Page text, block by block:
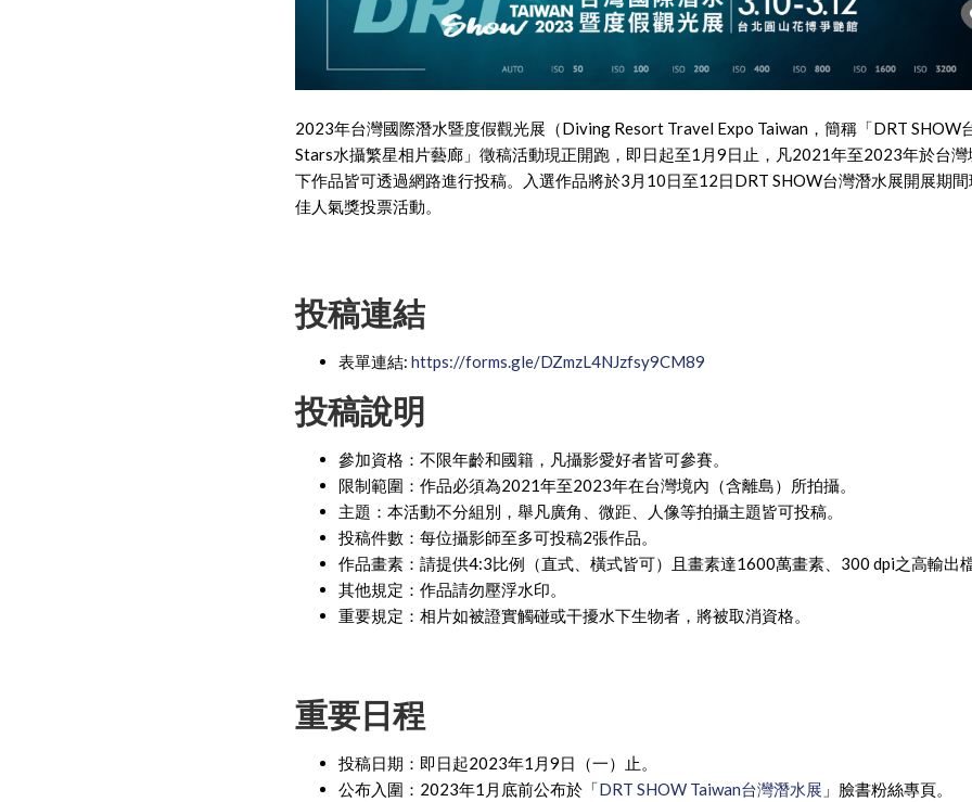
2023年台灣國際潛水暨度假觀光展（Diving Resort Travel Expo Taiwan，簡稱「DRT SHOW
Stars水攝繁星相片藝廊」徵稿活動現正開跑，即日起至1月9日止，凡2021年至2023年於台
下作品皆可透過網路進行投稿。入選作品將於3月10日至12日DRT SHOW台灣潛水展開展期
佳人氣獎投票活動。
投稿連結
表單連結: https://forms.gle/DZmzL4NJzfsy9CM89
投稿說明
參加資格：不限年齡和國籍，凡攝影愛好者皆可參賽。
限制範圍：作品必須為2021年至2023年在台灣境內（含離島）所拍攝。
主題：本活動不分組別，舉凡廣角、微距、人像等拍攝主題皆可投稿。
投稿件數：每位攝影師至多可投稿2張作品。
作品畫素：請提供4:3比例（直式、橫式皆可）且畫素達1600萬畫素、300 dpi之高輸出
其他規定：作品請勿壓浮水印。
重要規定：相片如被證實觸碰或干擾水下生物者，將被取消資格。
重要日程
投稿日期：即日起2023年1月9日（一）止。
公布入圍：2023年1月底前公布於「DRT SHOW Taiwan台灣潛水展 」臉書粉絲專頁。